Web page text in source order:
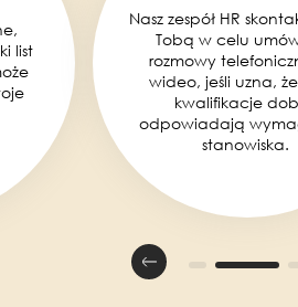
list
Nasz zespół HR
Tobą w celu
rozmowy
wideo, jeśli uzna,
kwalifikacje
odpowiadają
stanowiska.